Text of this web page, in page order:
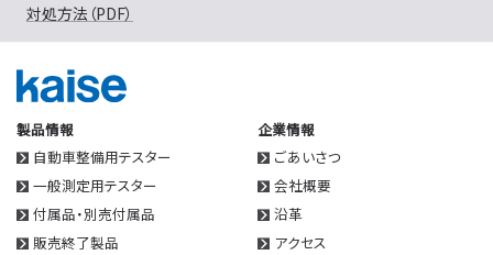
対処方法（PDF）
製品情報
自動車整備用テスター
一般測定用テスター
付属品・別売付属品
販売終了製品
企業情報
ごあいさつ
会社概要
沿革
アクセス